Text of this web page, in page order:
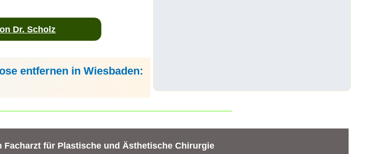
Dr. Scholz
entfernen in Wiesbaden:
Facharzt für Plastische und Ästhetische Chirurgie